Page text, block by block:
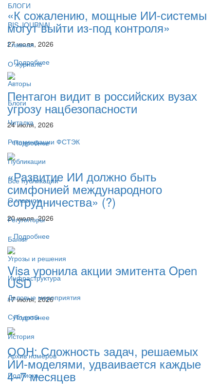
БЛОГИ
BIS JOURNAL
Главная
О журнале
Авторы
Блоги
Читалка
Рекомендации ФСТЭК
Публикации
Все публикации
О главном
Регуляторы
Банки
Угрозы и решения
Инфраструктура
Деловые мероприятия
Субъекты
История
Архив номеров
Подписка
«К сожалению, мощные ИИ-системы
могут выйти из-под контроля»
27 июля, 2026
Подробнее
Пентагон видит в российских вузах
угрозу нацбезопасности
24 июля, 2026
Подробнее
«Развитие ИИ должно быть
симфонией международного
сотрудничества» (?)
20 июля, 2026
Подробнее
Visa уронила акции эмитента Open
USD
17 июля, 2026
Подробнее
ООН: Сложность задач, решаемых
ИИ-моделями, удваивается каждые
4–7 месяцев